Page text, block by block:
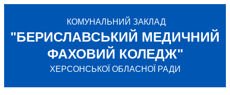
КОМУНАЛЬНИЙ ЗАКЛАД
"БЕРИСЛАВСЬКИЙ МЕДИЧНИЙ
ФАХОВИЙ КОЛЕДЖ"
ХЕРСОНСЬКОЇ ОБЛАСНОЇ РАДИ